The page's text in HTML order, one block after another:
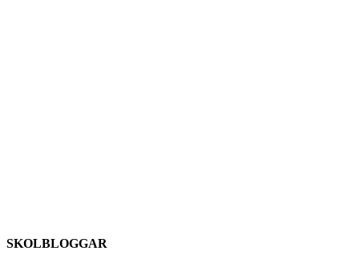
SKOLBLOGGAR